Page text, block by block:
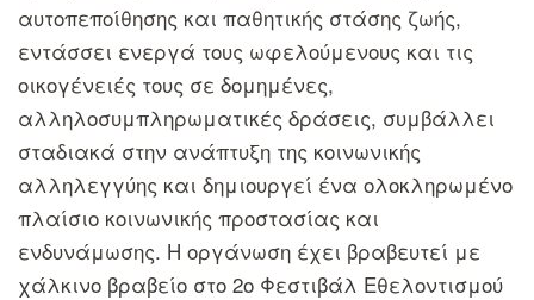
αυτοπεποίθησης και παθητικής στάσης ζωής,
εντάσσει ενεργά τους ωφελούμενους και τις
οικογένειές τους σε δομημένες,
αλληλοσυμπληρωματικές δράσεις, συμβάλλει
σταδιακά στην ανάπτυξη της κοινωνικής
αλληλεγγύης και δημιουργεί ένα ολοκληρωμένο
πλαίσιο κοινωνικής προστασίας και
ενδυνάμωσης. Η οργάνωση έχει βραβευτεί με
χάλκινο βραβείο στο 2ο Φεστιβάλ Εθελοντισμού